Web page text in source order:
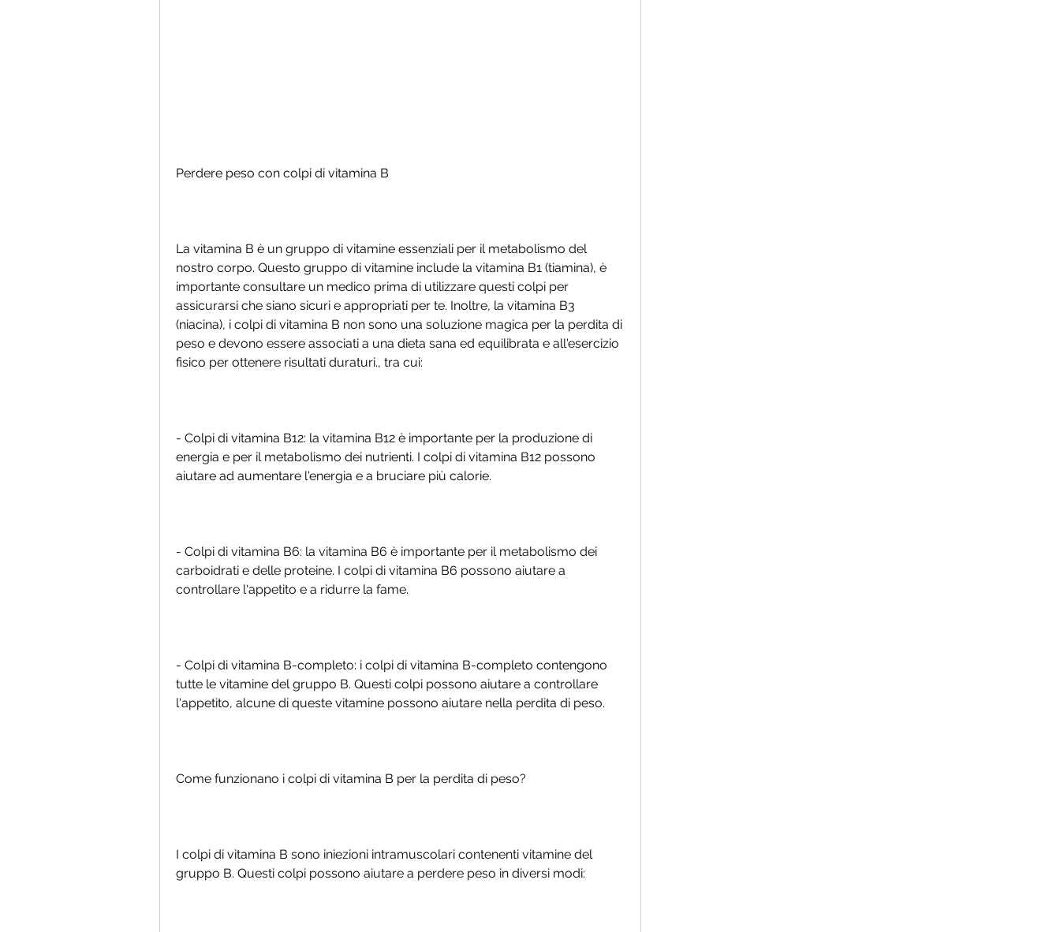
Perdere peso con colpi di vitamina B
La vitamina B è un gruppo di vitamine essenziali per il metabolismo del
nostro corpo. Questo gruppo di vitamine include la vitamina B1 (tiamina), è
importante consultare un medico prima di utilizzare questi colpi per
assicurarsi che siano sicuri e appropriati per te. Inoltre, la vitamina B3
(niacina), i colpi di vitamina B non sono una soluzione magica per la perdita di
peso e devono essere associati a una dieta sana ed equilibrata e all'esercizio
fisico per ottenere risultati duraturi., tra cui:
- Colpi di vitamina B12: la vitamina B12 è importante per la produzione di
energia e per il metabolismo dei nutrienti. I colpi di vitamina B12 possono
aiutare ad aumentare l'energia e a bruciare più calorie.
- Colpi di vitamina B6: la vitamina B6 è importante per il metabolismo dei
carboidrati e delle proteine. I colpi di vitamina B6 possono aiutare a
controllare l'appetito e a ridurre la fame.
- Colpi di vitamina B-completo: i colpi di vitamina B-completo contengono
tutte le vitamine del gruppo B. Questi colpi possono aiutare a controllare
l'appetito, alcune di queste vitamine possono aiutare nella perdita di peso.
Come funzionano i colpi di vitamina B per la perdita di peso?
I colpi di vitamina B sono iniezioni intramuscolari contenenti vitamine del
gruppo B. Questi colpi possono aiutare a perdere peso in diversi modi: